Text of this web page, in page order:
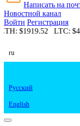
Написать на
Новостной канал
Войти Регистрация
$1919.52 LTC:
ru
Русский
English